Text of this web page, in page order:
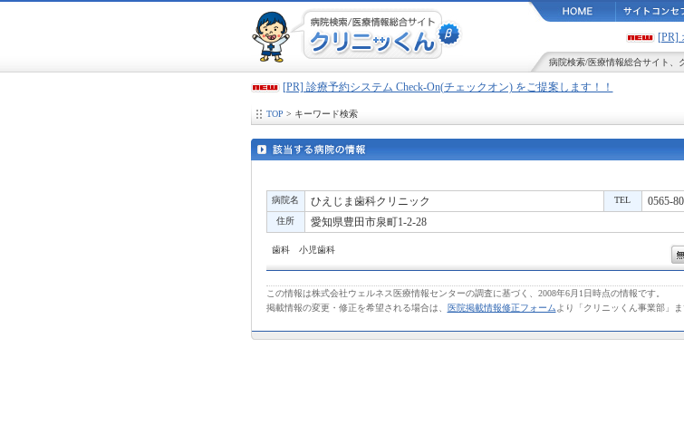
[PR]
病院検索/医療情報総合サイト、
[PR] 診療予約システム Check-On(チェックオン) をご提案します！！
TOP > キーワード検索
病院名 ひえじま歯科クリニック TEL 0565-
住所 愛知県豊田市泉町1-2-28
歯科 小児歯科
この情報は株式会社ウェルネス医療情報センターの調査に基づく、2008年6月1日時点の情報です。
掲載情報の変更・修正を希望される場合は、
医院掲載情報修正フォーム より「クリニッくん事業部」ま